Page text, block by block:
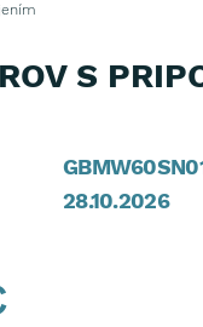
S
28.10.2026